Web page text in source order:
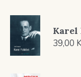
Karel
39,00